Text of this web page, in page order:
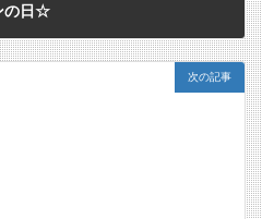
の日☆
次の記事